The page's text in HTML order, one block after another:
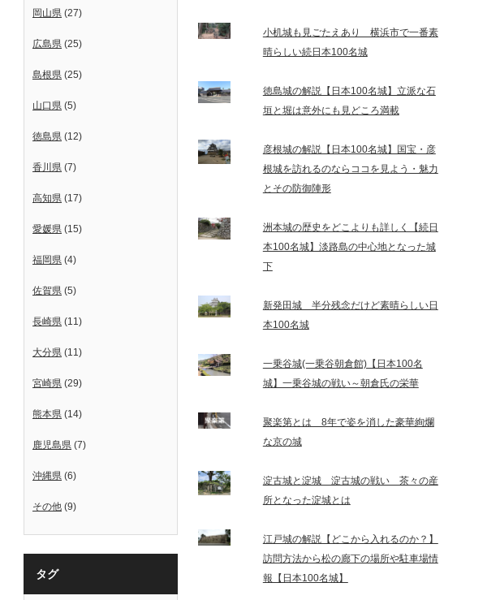
岡山県 (27)
広島県 (25)
島根県 (25)
山口県 (5)
徳島県 (12)
香川県 (7)
高知県 (17)
愛媛県 (15)
福岡県 (4)
佐賀県 (5)
長崎県 (11)
大分県 (11)
宮崎県 (29)
熊本県 (14)
鹿児島県 (7)
沖縄県 (6)
その他 (9)
タグ
小机城も見ごたえあり 横浜市で一番素
晴らしい続日本100名城
徳島城の解説【日本100名城】立派な石
垣と堀は意外にも見どころ満載
彦根城の解説【日本100名城】国宝・彦
根城を訪れるのならココを見よう・魅力
とその防御陣形
洲本城の歴史をどこよりも詳しく【続日
本100名城】淡路島の中心地となった城
下
新発田城 半分残念だけど素晴らしい日
本100名城
一乗谷城(一乗谷朝倉館)【日本100名
城】一乗谷城の戦い～朝倉氏の栄華
聚楽第とは 8年で姿を消した豪華絢爛
な京の城
淀古城と淀城 淀古城の戦い 茶々の産
所となった淀城とは
江戸城の解説【どこから入れるのか？】
訪問方法から松の廊下の場所や駐車場情
報【日本100名城】